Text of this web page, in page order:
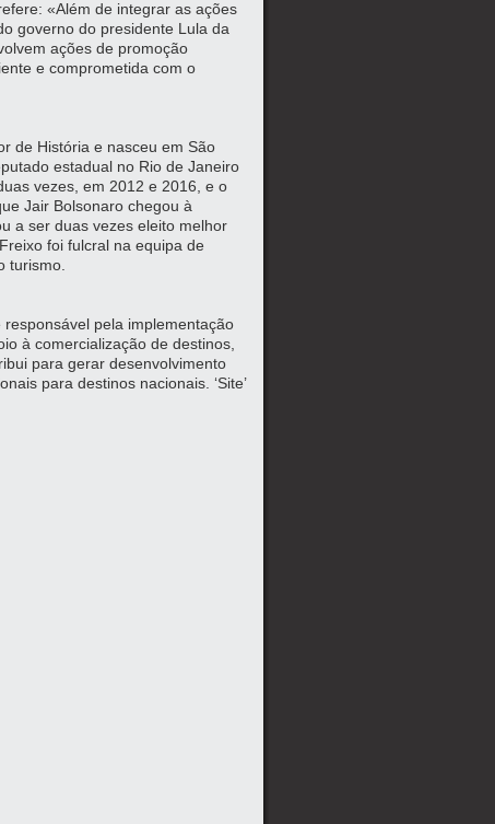
«Além de integrar as ações
governo do presidente Lula da
ações de promoção
e comprometida com o
de História e nasceu em São
estadual no Rio de Janeiro
vezes, em 2012 e 2016, e o
Jair Bolsonaro chegou à
a ser duas vezes eleito melhor
foi fulcral na equipa de
turismo.
pela implementação
à comercialização de destinos,
para gerar desenvolvimento
para destinos nacionais. ‘Site’